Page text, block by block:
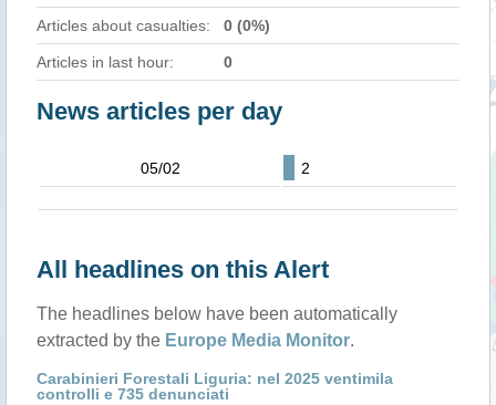
Articles about casualties: 0 (0%)
Articles in last hour: 0
News articles per day
05/02 2
All headlines on this Alert
The headlines below have been automatically
extracted by the Europe Media Monitor.
Carabinieri Forestali Liguria: nel 2025 ventimila
controlli e 735 denunciati